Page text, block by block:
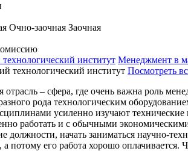
Очно-заочная Заочная
институт Менеджмент в
Посмотреть
– сфера, где очень важна роль
рода технологическим
усиленно изучают
работать и с обычными
должности, начать заниматься научно-
а потому его работа хорошо